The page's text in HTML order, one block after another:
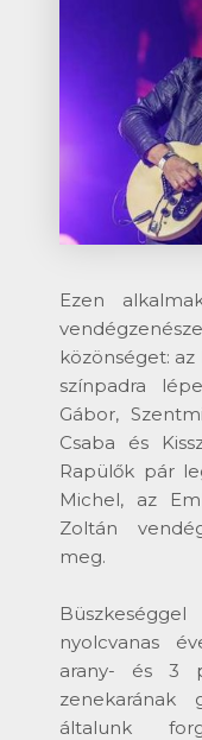
Ezen
közönséget:
színpadra
Gábor,
Csaba és
Rapülők pár
Michel, az
Zoltán
meg.
nyolcvanas
arany- és 3
zenekarának
általunk